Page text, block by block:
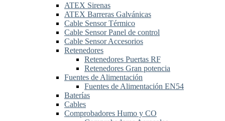
ATEX Sirenas
ATEX Barreras Galvánicas
Cable Sensor Térmico
Cable Sensor Panel de control
Cable Sensor Accesorios
Retenedores
Retenedores Puertas RF
Retenedores Gran potencia
Fuentes de Alimentación
Fuentes de Alimentación EN54
Baterías
Cables
Comprobadores Humo y CO